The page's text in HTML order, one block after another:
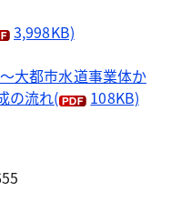
3,998KB)
大都市水道事業体か
の流れ( 108KB)